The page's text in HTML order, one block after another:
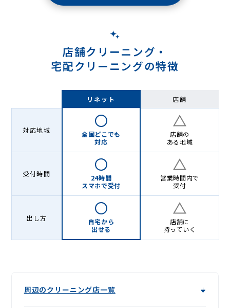
店舗クリーニング・
宅配クリーニングの特徴
リネット 店舗
対応地域
全国どこでも
対応
店舗の
ある地域
受付時間
24時間
スマホで受付
営業時間内で
受付
出し方
自宅から
出せる
店舗に
持っていく
周辺のクリーニング店一覧